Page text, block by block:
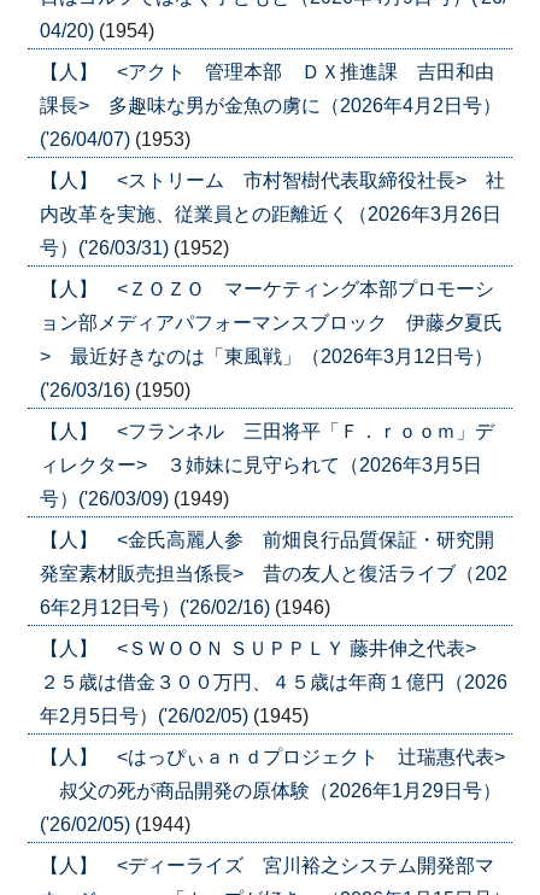
04/20) (1954)
【人】 <アクト 管理本部 ＤＸ推進課 吉田和由
課長> 多趣味な男が金魚の虜に（2026年4月2日号）
('26/04/07) (1953)
【人】 <ストリーム 市村智樹代表取締役社長> 社
内改革を実施、従業員との距離近く（2026年3月26日
号）('26/03/31) (1952)
【人】 <ＺＯＺＯ マーケティング本部プロモーシ
ョン部メディアパフォーマンスブロック 伊藤夕夏氏
> 最近好きなのは「東風戦」（2026年3月12日号）
('26/03/16) (1950)
【人】 <フランネル 三田将平「Ｆ．ｒｏｏｍ」デ
ィレクター> ３姉妹に見守られて（2026年3月5日
号）('26/03/09) (1949)
【人】 <金氏高麗人参 前畑良行品質保証・研究開
発室素材販売担当係長> 昔の友人と復活ライブ（202
6年2月12日号）('26/02/16) (1946)
【人】 <ＳＷＯＯＮ ＳＵＰＰＬＹ 藤井伸之代表>
２５歳は借金３００万円、４５歳は年商１億円（2026
年2月5日号）('26/02/05) (1945)
【人】 <はっぴぃａｎｄプロジェクト 辻瑞惠代表>
叔父の死が商品開発の原体験（2026年1月29日号）
('26/02/05) (1944)
【人】 <ディーライズ 宮川裕之システム開発部マ